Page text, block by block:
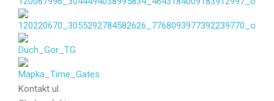
Kontakt ul.
Email
Wiadomość